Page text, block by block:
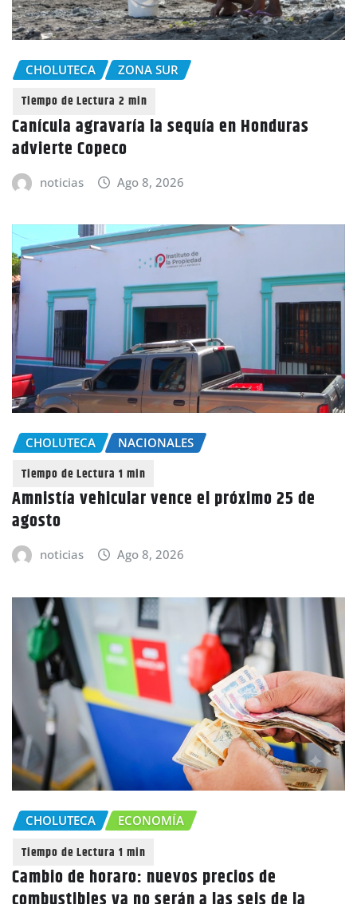
CHOLUTECA ZONA SUR
Canícula agravaría la sequía en Honduras
advierte Copeco
noticias Ago 8, 2026
CHOLUTECA NACIONALES
Amnistía vehicular vence el próximo 25 de
agosto
noticias Ago 8, 2026
CHOLUTECA ECONOMÍA
Cambio de horaro: nuevos precios de